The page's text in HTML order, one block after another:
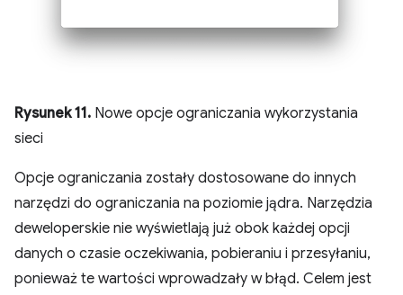
Rysunek 11. Nowe opcje ograniczania wykorzystania
sieci
Opcje ograniczania zostały dostosowane do innych
narzędzi do ograniczania na poziomie jądra. Narzędzia
deweloperskie nie wyświetlają już obok każdej opcji
danych o czasie oczekiwania, pobieraniu i przesyłaniu,
ponieważ te wartości wprowadzały w błąd. Celem jest